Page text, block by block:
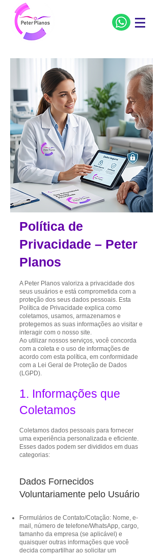
Política de
Privacidade – Peter
Planos
A Peter Planos valoriza a privacidade dos
seus usuários e está comprometida com a
proteção dos seus dados pessoais. Esta
Política de Privacidade explica como
coletamos, usamos, armazenamos e
protegemos as suas informações ao visitar e
interagir com o nosso site.
Ao utilizar nossos serviços, você concorda
com a coleta e o uso de informações de
acordo com esta política, em conformidade
com a Lei Geral de Proteção de Dados
(LGPD).
1. Informações que
Coletamos
Coletamos dados pessoais para fornecer
uma experiência personalizada e eficiente.
Esses dados podem ser divididos em duas
categorias:
Dados Fornecidos
Voluntariamente pelo Usuário
Formulários de Contato/Cotação: Nome, e-
mail, número de telefone/WhatsApp, cargo,
tamanho da empresa (se aplicável) e
quaisquer outras informações que você
decida compartilhar ao solicitar um